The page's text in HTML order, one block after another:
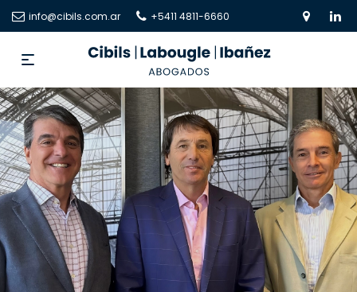
info@cibils.com.ar +5411 4811-6660